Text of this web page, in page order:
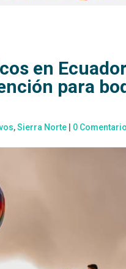
en
para
,Sierra Norte 0